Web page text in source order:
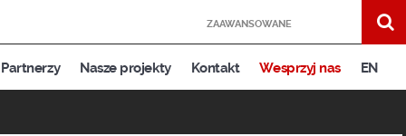
ZAAWANSOWANE
Partnerzy Nasze projekty Kontakt Wesprzyj nas EN